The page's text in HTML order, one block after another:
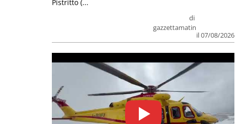
di
gazzettamatin
il 07/08/2026
Pistritto (...